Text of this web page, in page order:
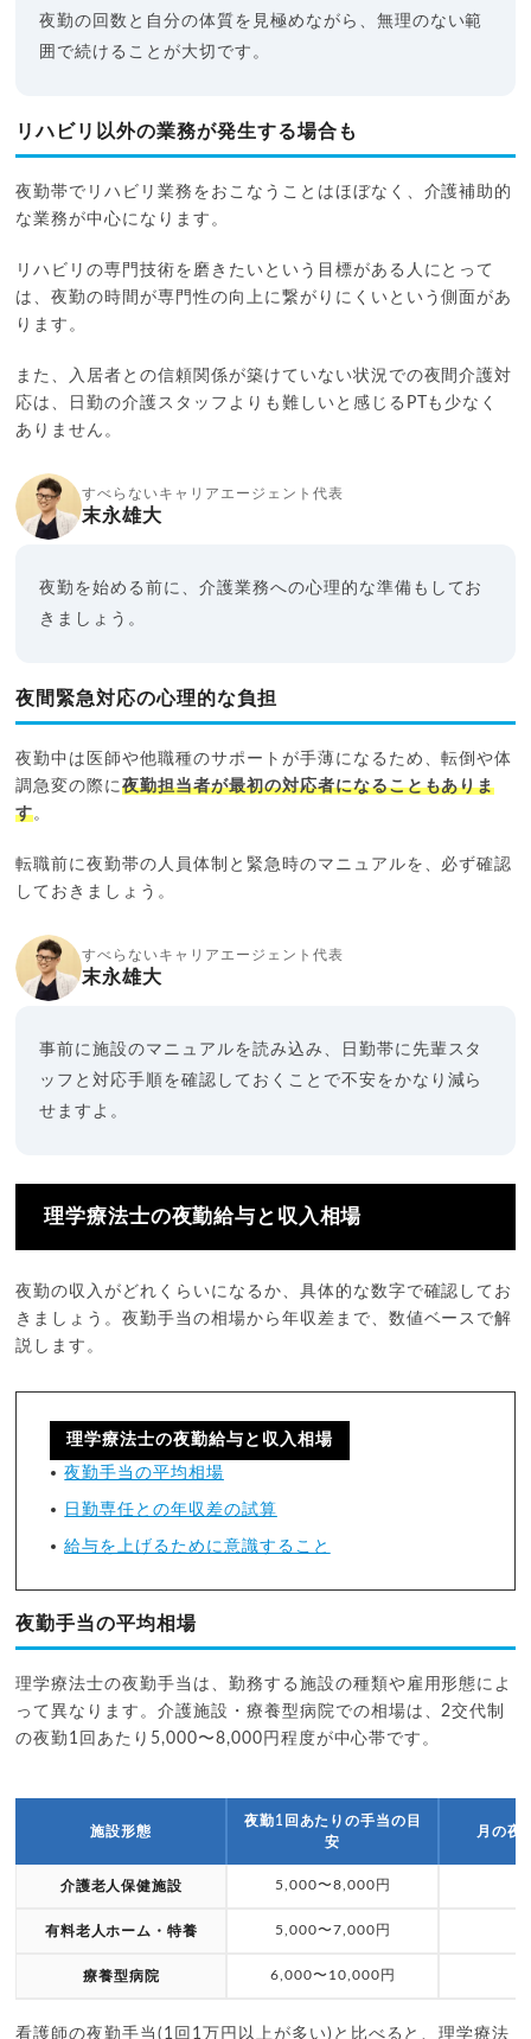
夜勤の回数と自分の体質を見極めながら、無理のない範
囲で続けることが大切です。
リハビリ以外の業務が発生する場合も
夜勤帯でリハビリ業務をおこなうことはほぼなく、介護補助的
な業務が中心になります。
リハビリの専門技術を磨きたいという目標がある人にとって
は、夜勤の時間が専門性の向上に繋がりにくいという側面があ
ります。
また、入居者との信頼関係が築けていない状況での夜間介護対
応は、日勤の介護スタッフよりも難しいと感じるPTも少なく
ありません。
すべらないキャリアエージェント代表
末永雄大
夜勤を始める前に、介護業務への心理的な準備もしてお
きましょう。
夜間緊急対応の心理的な負担
夜勤中は医師や他職種のサポートが手薄になるため、転倒や体
調急変の際に夜勤担当者が最初の対応者になることもありま
す。
転職前に夜勤帯の人員体制と緊急時のマニュアルを、必ず確認
しておきましょう。
すべらないキャリアエージェント代表
末永雄大
事前に施設のマニュアルを読み込み、日勤帯に先輩スタ
ッフと対応手順を確認しておくことで不安をかなり減ら
せますよ。
理学療法士の夜勤給与と収入相場
夜勤の収入がどれくらいになるか、具体的な数字で確認してお
きましょう。夜勤手当の相場から年収差まで、数値ベースで解
説します。
理学療法士の夜勤給与と収入相場
夜勤手当の平均相場
日勤専任との年収差の試算
給与を上げるために意識すること
夜勤手当の平均相場
理学療法士の夜勤手当は、勤務する施設の種類や雇用形態によ
って異なります。介護施設・療養型病院での相場は、2交代制
の夜勤1回あたり5,000〜8,000円程度が中心帯です。
施設形態
夜勤1回あたりの手当の目
安
月の夜
介護老人保健施設 5,000〜8,000円
有料老人ホーム・特養 5,000〜7,000円
療養型病院 6,000〜10,000円
看護師の夜勤手当(1回1万円以上が多い)と比べると、理学療法